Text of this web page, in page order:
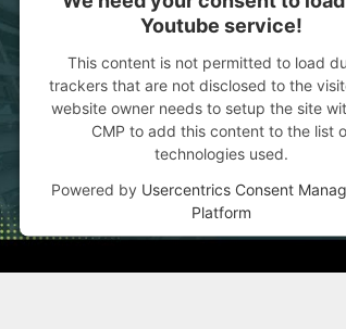
Youtube service!
This content is not permitted to load
trackers that are not disclosed to the
website owner needs to setup the site
CMP to add this content to the list
technologies used.
Powered by Usercentrics Consent
Platform